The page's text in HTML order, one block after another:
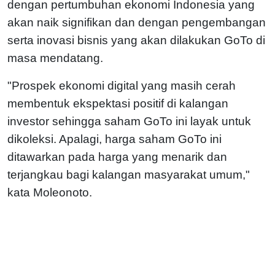
dengan pertumbuhan ekonomi Indonesia yang
akan naik signifikan dan dengan pengembangan
serta inovasi bisnis yang akan dilakukan GoTo di
masa mendatang.
"Prospek ekonomi digital yang masih cerah
membentuk ekspektasi positif di kalangan
investor sehingga saham GoTo ini layak untuk
dikoleksi. Apalagi, harga saham GoTo ini
ditawarkan pada harga yang menarik dan
terjangkau bagi kalangan masyarakat umum,"
kata Moleonoto.